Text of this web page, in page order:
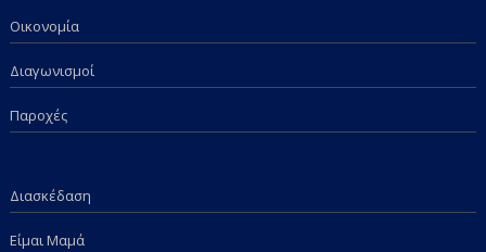
Οικονομία
Διαγωνισμοί
Παροχές
Διασκέδαση
Είμαι Μαμά